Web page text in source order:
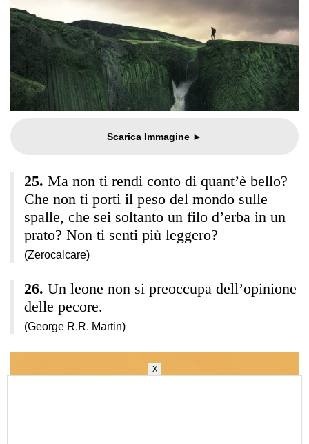
Ma non ti rendi conto di quant’è bello?
Che non ti porti il peso del mondo sulle
spalle, che sei soltanto un filo d’erba in un
prato? Non ti senti più leggero?
(Zerocalcare)
Un leone non si preoccupa dell’opinione
delle pecore.
(George R.R. Martin)
X